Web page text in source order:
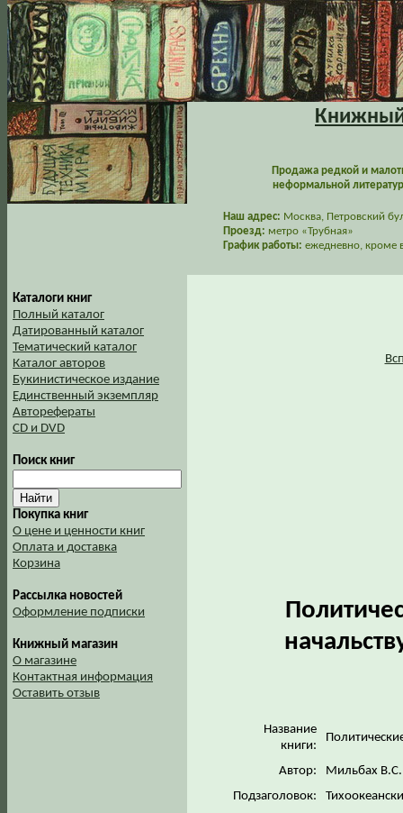
Книжный
Продажа редкой и
неформальной
Наш адрес: Москва, Петровский
Проезд: метро «Трубная»
График работы: ежедневно, кроме
Каталоги книг
Полный каталог
Датированный каталог
Тематический каталог
Каталог авторов
Букинистическое издание
Единственный экземпляр
Авторефераты
CD и DVD
Поиск книг
Покупка книг
О цене и ценности книг
Оплата и доставка
Корзина
Рассылка новостей
Оформление подписки
Книжный магазин
О магазине
Контактная информация
Оставить отзыв
Название
книги:
Автор:
Мильбах В.С.
Подзаголовок: